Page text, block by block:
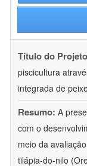
Título do
piscicultura
integrada de
Resumo: A
com o
meio da
tilápia-do-nilo